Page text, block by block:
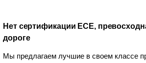
Нет сертификации ECE,
дороге
Мы предлагаем лучшие в своем классе